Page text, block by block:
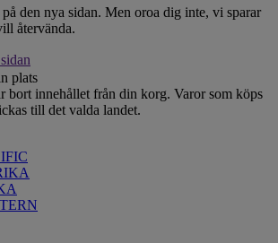
den nya sidan. Men oroa dig inte, vi sparar
återvända.
plats
bort innehållet från din korg. Varor som köps
till det valda landet.